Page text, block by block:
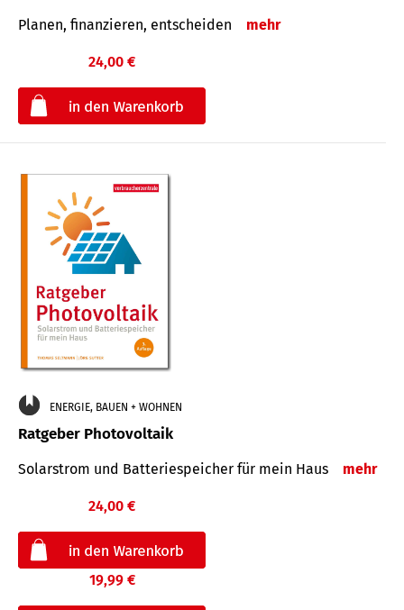
Planen, finanzieren, entscheiden mehr
24,00 €
ENERGIE, BAUEN + WOHNEN
Ratgeber Photovoltaik
Solarstrom und Batteriespeicher für mein Haus mehr
24,00 €
19,99 €